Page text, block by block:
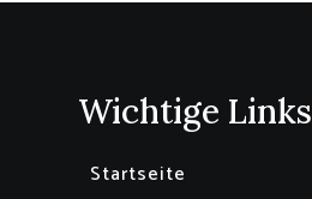
Wichtige Links
Startseite